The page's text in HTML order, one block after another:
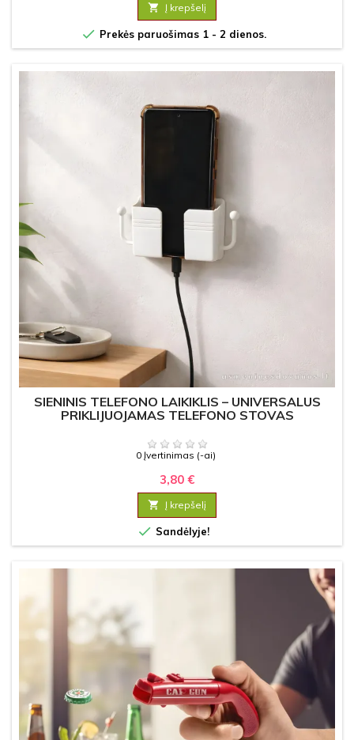
 Į krepšelį
 Prekės paruošimas 1 - 2 dienos.
SIENINIS TELEFONO LAIKIKLIS – UNIVERSALUS
PRIKLIJUOJAMAS TELEFONO STOVAS
0 Įvertinimas (-ai)
3,80 €
 Į krepšelį
 Sandėlyje!